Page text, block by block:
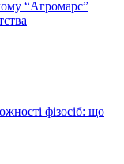
“Агромарс”
фізосіб: що